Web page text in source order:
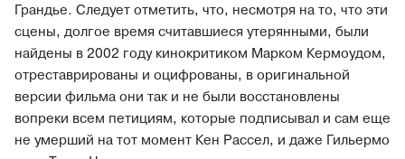
Грандье. Следует отметить, что, несмотря на то, что эти
сцены, долгое время считавшиеся утерянными, были
найдены в 2002 году кинокритиком Марком Кермоудом,
отреставрированы и оцифрованы, в оригинальной
версии фильма они так и не были восстановлены
вопреки всем петициям, которые подписывал и сам еще
не умерший на тот момент Кен Рассел, и даже Гильермо